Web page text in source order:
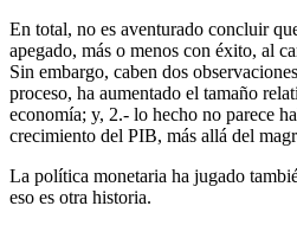
En total, no es aventurado concluir
apegado, más o menos con éxito, al
Sin embargo, caben dos
proceso, ha aumentado el tamaño
economía; y, 2.- lo hecho no parece
crecimiento del PIB, más allá del
La política monetaria ha jugado
eso es otra historia.